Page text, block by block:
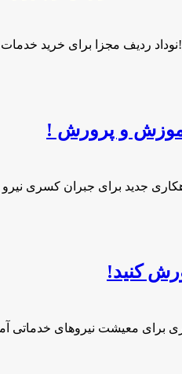
و پرورش !
جدید برای جبران کسری
کنید!
برای معیشت نیروهای